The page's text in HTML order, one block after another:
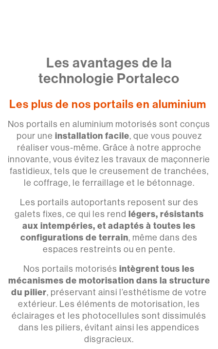
Les avantages de la
technologie Portaleco
Les plus de nos portails en aluminium
Nos portails en aluminium motorisés sont conçus
pour une installation facile, que vous pouvez
réaliser vous-même. Grâce à notre approche
innovante, vous évitez les travaux de maçonnerie
fastidieux, tels que le creusement de tranchées,
le coffrage, le ferraillage et le bétonnage.
Les portails autoportants reposent sur des
galets fixes, ce qui les rend légers, résistants
aux intempéries, et adaptés à toutes les
configurations de terrain, même dans des
espaces restreints ou en pente.
Nos portails motorisés intègrent tous les
mécanismes de motorisation dans la structure
du pilier, préservant ainsi l’esthétisme de votre
extérieur. Les éléments de motorisation, les
éclairages et les photocellules sont dissimulés
dans les piliers, évitant ainsi les appendices
disgracieux.